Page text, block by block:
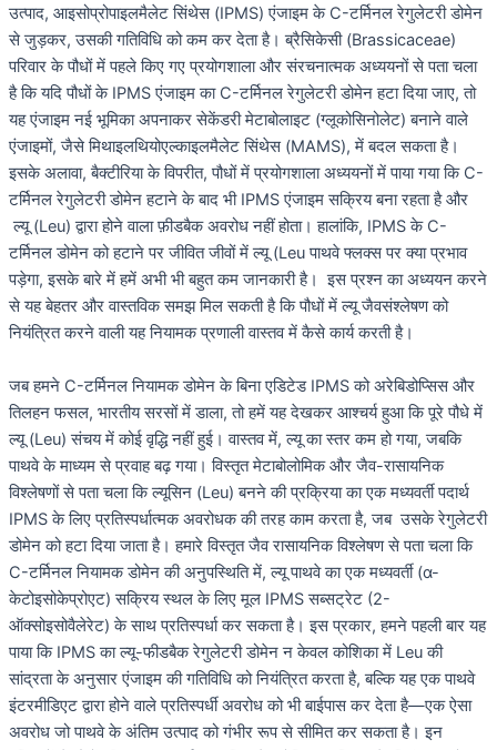
उत्पाद, आइसोप्रोपाइलमैलेट सिंथेस (IPMS) एंजाइम के C-टर्मिनल रेगुलेटरी डोमेन
से जुड़कर, उसकी गतिविधि को कम कर देता है। ब्रैसिकेसी (Brassicaceae)
परिवार के पौधों में पहले किए गए प्रयोगशाला और संरचनात्मक अध्ययनों से पता चला
है कि यदि पौधों के IPMS एंजाइम का C-टर्मिनल रेगुलेटरी डोमेन हटा दिया जाए, तो
यह एंजाइम नई भूमिका अपनाकर सेकेंडरी मेटाबोलाइट (ग्लूकोसिनोलेट) बनाने वाले
एंजाइमों, जैसे मिथाइलथियोएल्काइलमैलेट सिंथेस (MAMS), में बदल सकता है।
इसके अलावा, बैक्टीरिया के विपरीत, पौधों में प्रयोगशाला अध्ययनों में पाया गया कि C-
टर्मिनल रेगुलेटरी डोमेन हटाने के बाद भी IPMS एंजाइम सक्रिय बना रहता है और
ल्यू (Leu) द्वारा होने वाला फ़ीडबैक अवरोध नहीं होता। हालांकि, IPMS के C-
टर्मिनल डोमेन को हटाने पर जीवित जीवों में ल्यू (Leu पाथवे फ्लक्स पर क्या प्रभाव
पड़ेगा, इसके बारे में हमें अभी भी बहुत कम जानकारी है। इस प्रश्न का अध्ययन करने
से यह बेहतर और वास्तविक समझ मिल सकती है कि पौधों में ल्यू जैवसंश्लेषण को
नियंत्रित करने वाली यह नियामक प्रणाली वास्तव में कैसे कार्य करती है।
जब हमने C-टर्मिनल नियामक डोमेन के बिना एडिटेड IPMS को अरेबिडोप्सिस और
तिलहन फसल, भारतीय सरसों में डाला, तो हमें यह देखकर आश्चर्य हुआ कि पूरे पौधे में
ल्यू (Leu) संचय में कोई वृद्धि नहीं हुई। वास्तव में, ल्यू का स्तर कम हो गया, जबकि
पाथवे के माध्यम से प्रवाह बढ़ गया। विस्तृत मेटाबोलोमिक और जैव-रासायनिक
विश्लेषणों से पता चला कि ल्यूसिन (Leu) बनने की प्रक्रिया का एक मध्यवर्ती पदार्थ
IPMS के लिए प्रतिस्पर्धात्मक अवरोधक की तरह काम करता है, जब उसके रेगुलेटरी
डोमेन को हटा दिया जाता है। हमारे विस्तृत जैव रासायनिक विश्लेषण से पता चला कि
C-टर्मिनल नियामक डोमेन की अनुपस्थिति में, ल्यू पाथवे का एक मध्यवर्ती (α-
केटोइसोकेप्रोएट) सक्रिय स्थल के लिए मूल IPMS सब्सट्रेट (2-
ऑक्सोइसोवैलेरेट) के साथ प्रतिस्पर्धा कर सकता है। इस प्रकार, हमने पहली बार यह
पाया कि IPMS का ल्यू-फीडबैक रेगुलेटरी डोमेन न केवल कोशिका में Leu की
सांद्रता के अनुसार एंजाइम की गतिविधि को नियंत्रित करता है, बल्कि यह एक पाथवे
इंटरमीडिएट द्वारा होने वाले प्रतिस्पर्धी अवरोध को भी बाईपास कर देता है—एक ऐसा
अवरोध जो पाथवे के अंतिम उत्पाद को गंभीर रूप से सीमित कर सकता है। इन